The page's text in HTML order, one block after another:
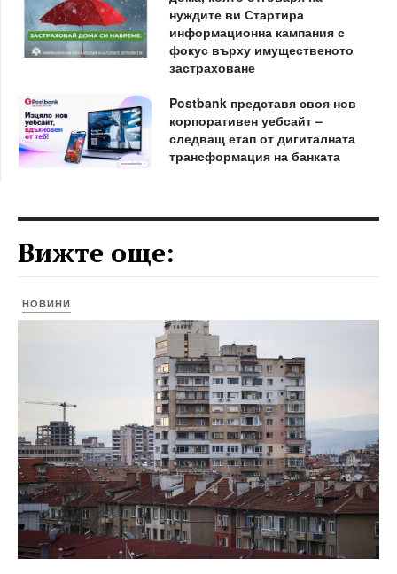
нуждите ви Стартира
информационна кампания с
фокус върху имущественото
застраховане
Postbank представя своя нов
корпоративен уебсайт –
следващ етап от дигиталната
трансформация на банката
Вижте още:
НОВИНИ